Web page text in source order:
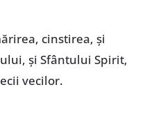
cinstirea, și
și Sfântului Spirit,
vecilor.